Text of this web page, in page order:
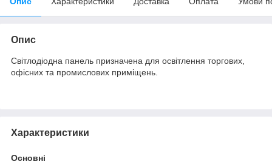
Опис
Світлодіодна панель призначена для освітлення торгових,
офісних та промислових приміщень.
Характеристики
Основні